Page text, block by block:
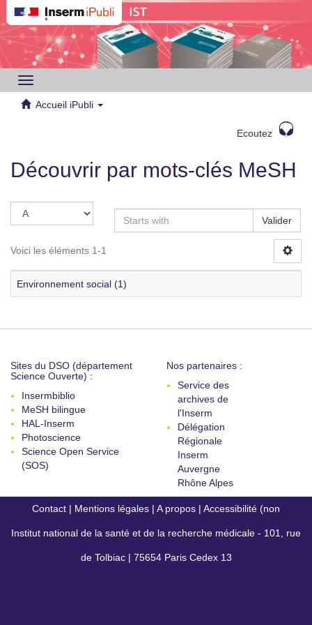
Toggle
navigation
Accueil iPubli
Ecoutez
Découvrir par mots-clés MeSH
Valider
Voici les éléments 1-1
Environnement social (1)
Sites du DSO (département
Science Ouverte) :
Insermbiblio
MeSH bilingue
HAL-Inserm
Photoscience
Science Open Service
(SOS)
Nos partenaires :
Service des
archives de
l'Inserm
Délégation
Régionale
Inserm
Auvergne
Rhône Alpes
Contact | Mentions légales | A propos | Accessibilité (non
conforme)
Institut national de la santé et de la recherche médicale - 101, rue
de Tolbiac | 75654 Paris Cedex 13